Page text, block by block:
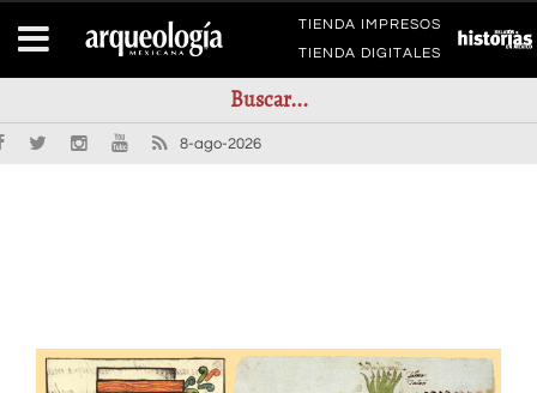
TIENDA IMPRESOS
TIENDA DIGITALES
8-ago-2026